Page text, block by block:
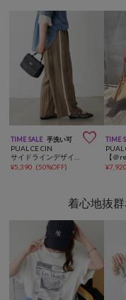
TIME SALE 手洗い可 
PUAL CE CIN
¥5,390 (50%OFF)
TIME
PUAL
¥7,920
着心地抜